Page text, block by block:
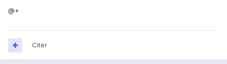
@+
Citer